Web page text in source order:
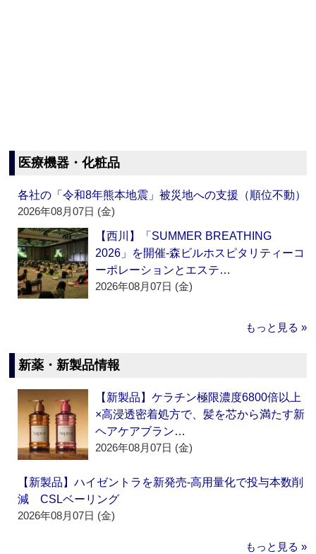
医療機器・化粧品
各社の「令和8年熊本地震」被災地への支援（順位不動）
2026年08月07日 (金)
【西川】「SUMMER BREATHING
2026」を開催‐森ビルホスピタリティーコ
ーポレーションとエステ…
2026年08月07日 (金)
もっと見る »
新薬・新製品情報
【新製品】ケラチン極限濃度6800倍以上
×高浸透密着処方で、髪を芯から満たす新
ヘアケアブラン…
2026年08月07日 (金)
【新製品】ハイゼントラを新発売‐高用量化で投与本数削
減 CSLベーリング
2026年08月07日 (金)
もっと見る »